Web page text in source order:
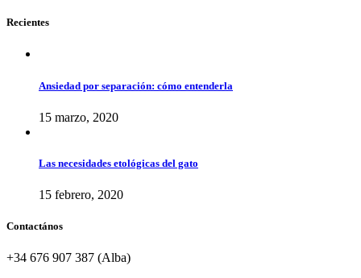
Recientes
Ansiedad por separación: cómo entenderla
15 marzo, 2020
Las necesidades etológicas del gato
15 febrero, 2020
Contactános
+34 676 907 387 (Alba)